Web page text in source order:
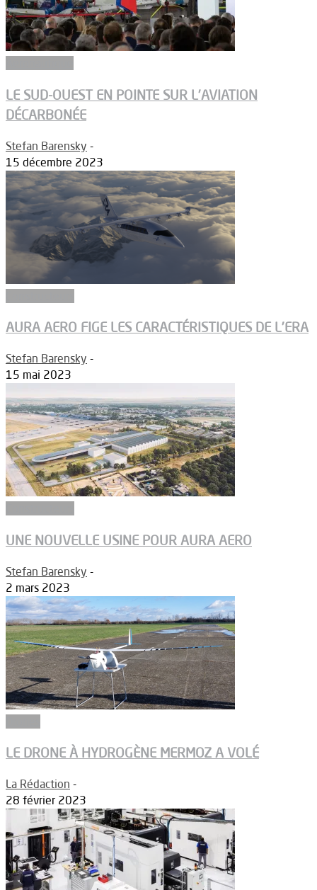
LE SUD-OUEST EN POINTE SUR L’AVIATION
DÉCARBONÉE
Stefan Barensky -
15 décembre 2023
AURA AERO FIGE LES CARACTÉRISTIQUES DE L’ERA
Stefan Barensky -
15 mai 2023
UNE NOUVELLE USINE POUR AURA AERO
Stefan Barensky -
2 mars 2023
LE DRONE À HYDROGÈNE MERMOZ A VOLÉ
La Rédaction -
28 février 2023